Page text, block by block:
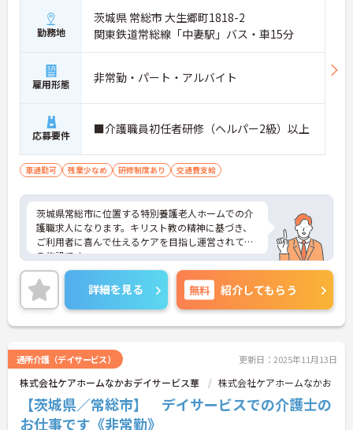
勤務地
茨城県 常総市 大生郷町1818-2
関東鉄道常総線「中妻駅」バス・車15分
雇用形態 非常勤・パート・アルバイト
応募要件 ■介護職員初任者研修（ヘルパー2級）以上
車通勤可 残業少なめ 研修制度あり 交通費支給
茨城県常総市に位置する特別養護老人ホームでの介
護職求人になります。キリスト教の精神に基づき、
ご利用者に喜んで仕えるケアを目指し運営されてい
る施設です。
週3日～、日勤帯のみのご相談可能ですので、ご家
庭やプライベートとの両立をしたい方にもオススメ
です。
ご興味のある方には、面接対策ポイントなど、さら
に詳細をお話しいたしますので、お気軽にご相談く
詳細を見る 無料 紹介してもらう
通所介護（デイサービス） 更新日：2025年11月13日
株式会社ケアホームなかおデイサービス華 株式会社ケアホームなかお
【茨城県／常総市】 デイサービスでの介護士の
お仕事です《非常勤》